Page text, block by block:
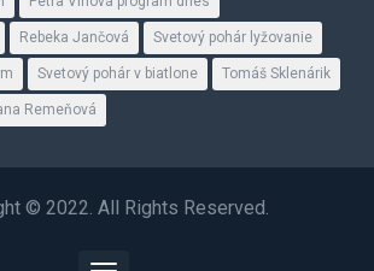
Rebeka Jančová Svetový pohár lyžovanie
Svetový pohár v biatlone Tomáš Sklenárik
Remeňová
© 2022. All Rights Reserved.